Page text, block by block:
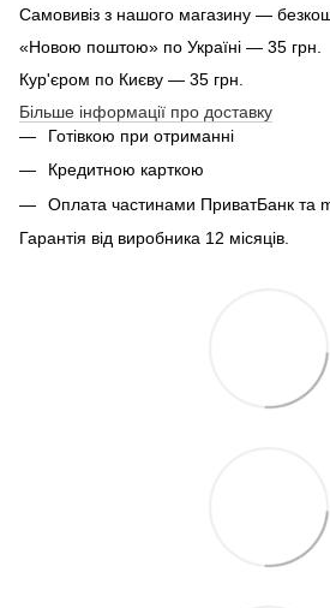
Самовивіз з нашого магазину —
«Новою поштою» по Україні — 35 грн.
Кур'єром по Києву — 35 грн.
Більше інформації про доставку
Готівкою при отриманні
Кредитною карткою
Оплата частинами ПриватБанк та
Гарантія від виробника 12 місяців.